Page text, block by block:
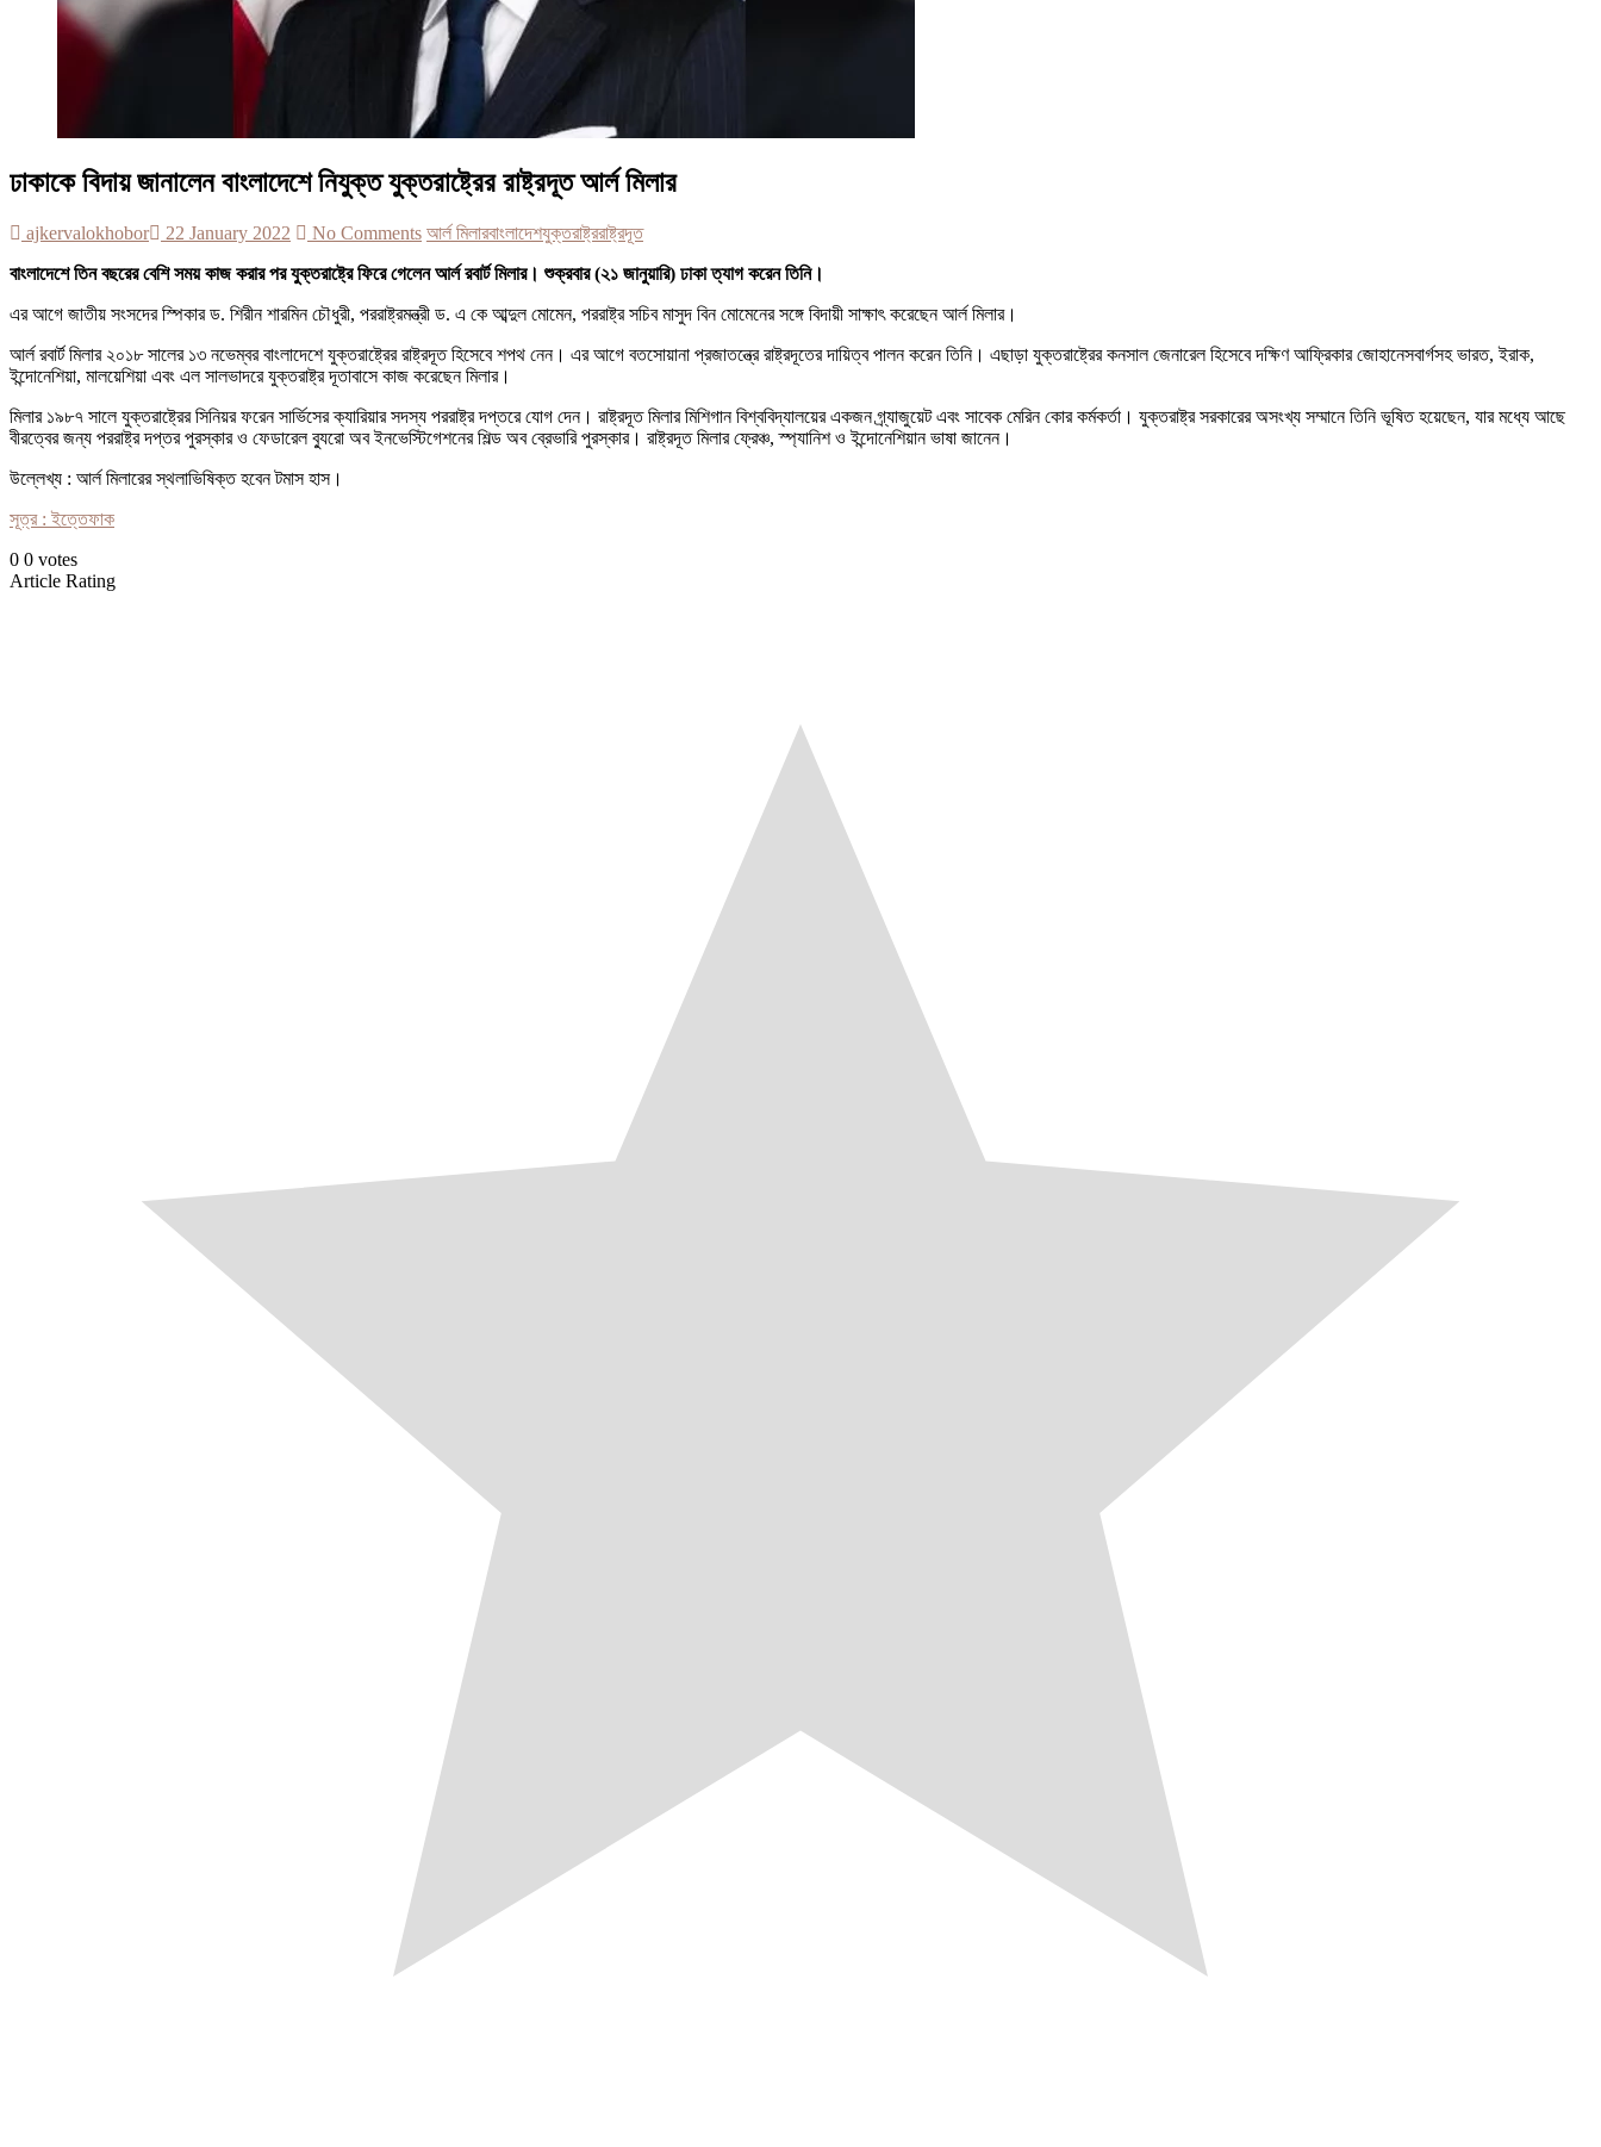
ঢাকাকে বিদায় জানালেন বাংলাদেশে নিযুক্ত যুক্তরাষ্ট্রের রাষ্ট্রদূত আর্ল মিলার
ajkervalokhobor 22 January 2022 No Comments আর্ল মিলারবাংলাদেশযুক্তরাষ্ট্ররাষ্ট্রদূত
বাংলাদেশে তিন বছরের বেশি সময় কাজ করার পর যুক্তরাষ্ট্রে ফিরে গেলেন আর্ল রবার্ট মিলার। শুক্রবার (২১ জানুয়ারি) ঢাকা ত্যাগ করেন তিনি।
এর আগে জাতীয় সংসদের স্পিকার ড. শিরীন শারমিন চৌধুরী, পররাষ্ট্রমন্ত্রী ড. এ কে আব্দুল মোমেন, পররাষ্ট্র সচিব মাসুদ বিন মোমেনের সঙ্গে বিদায়ী সাক্ষাৎ করেছেন আর্ল মিলার।
আর্ল রবার্ট মিলার ২০১৮ সালের ১৩ নভেম্বর বাংলাদেশে যুক্তরাষ্ট্রের রাষ্ট্রদূত হিসেবে শপথ নেন। এর আগে বতসোয়ানা প্রজাতন্ত্রে রাষ্ট্রদূতের দায়িত্ব পালন করেন তিনি। এছাড়া যুক্তরাষ্ট্রের কনসাল জেনারেল হিসেবে দক্ষিণ আফ্রিকার জোহানেসবার্গসহ ভারত, ইরাক,
ইন্দোনেশিয়া, মালয়েশিয়া এবং এল সালভাদরে যুক্তরাষ্ট্র দূতাবাসে কাজ করেছেন মিলার।
মিলার ১৯৮৭ সালে যুক্তরাষ্ট্রের সিনিয়র ফরেন সার্ভিসের ক্যারিয়ার সদস্য পররাষ্ট্র দপ্তরে যোগ দেন। রাষ্ট্রদূত মিলার মিশিগান বিশ্ববিদ্যালয়ের একজন গ্র্যাজুয়েট এবং সাবেক মেরিন কোর কর্মকর্তা। যুক্তরাষ্ট্র সরকারের অসংখ্য সম্মানে তিনি ভূষিত হয়েছেন, যার মধ্যে আছে
বীরত্বের জন্য পররাষ্ট্র দপ্তর পুরস্কার ও ফেডারেল ব্যুরো অব ইনভেস্টিগেশনের শিল্ড অব ব্রেভারি পুরস্কার। রাষ্ট্রদূত মিলার ফ্রেঞ্চ, স্প্যানিশ ও ইন্দোনেশিয়ান ভাষা জানেন।
উল্লেখ্য : আর্ল মিলারের স্থলাভিষিক্ত হবেন টমাস হাস।
সূত্র : ইত্তেফাক
0 0 votes
Article Rating